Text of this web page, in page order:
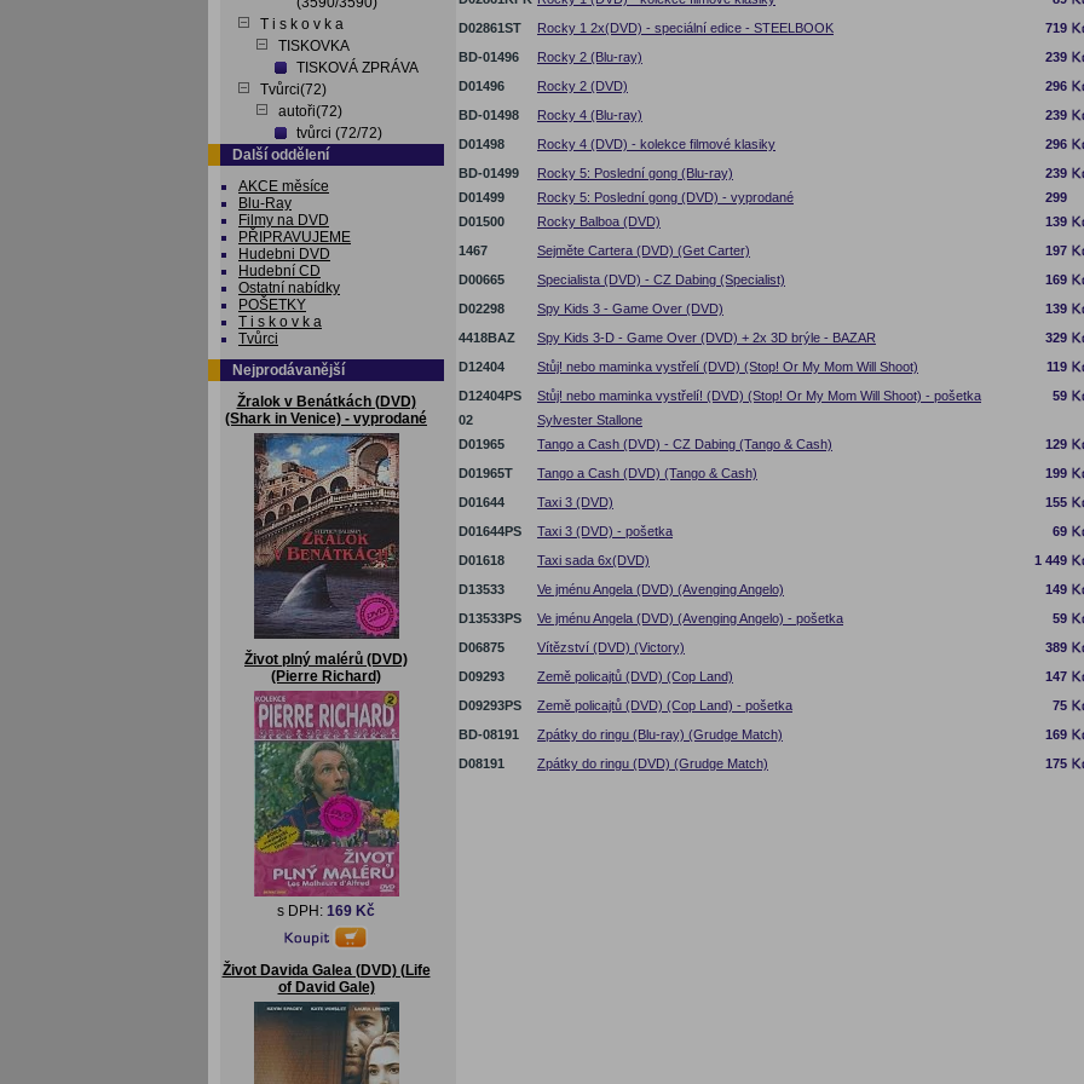
T i s k o v k a
TISKOVKA
TISKOVÁ ZPRÁVA
Tvůrci(72)
autoři(72)
tvůrci (72/72)
Další oddělení
AKCE měsíce
Blu-Ray
Filmy na DVD
PŘIPRAVUJEME
Hudebni DVD
Hudební CD
Ostatní nabídky
POŠETKY
T i s k o v k a
Tvůrci
Nejprodávanější
Žralok v Benátkách (DVD)
(Shark in Venice) - vyprodané
Život plný malérů (DVD)
(Pierre Richard)
s DPH: 169 Kč
Život Davida Galea (DVD) (Life
of David Gale)
D02861ST
Rocky 1 2x(DVD) - speciální edice - STEELBOOK
719
BD-01496
Rocky 2 (Blu-ray)
239
D01496
Rocky 2 (DVD)
296
BD-01498
Rocky 4 (Blu-ray)
239
D01498
Rocky 4 (DVD) - kolekce filmové klasiky
296
BD-01499
Rocky 5: Poslední gong (Blu-ray)
239
D01499
Rocky 5: Poslední gong (DVD) - vyprodané
299
D01500
Rocky Balboa (DVD)
139
1467
Sejměte Cartera (DVD) (Get Carter)
197
D00665
Specialista (DVD) - CZ Dabing (Specialist)
169
D02298
Spy Kids 3 - Game Over (DVD)
139
4418BAZ
Spy Kids 3-D - Game Over (DVD) + 2x 3D brýle - BAZAR
329
D12404
Stůj! nebo maminka vystřelí (DVD) (Stop! Or My Mom Will Shoot)
119
D12404PS
Stůj! nebo maminka vystřelí! (DVD) (Stop! Or My Mom Will Shoot) - pošetka
59
02
Sylvester Stallone
D01965
Tango a Cash (DVD) - CZ Dabing (Tango & Cash)
129
D01965T
Tango a Cash (DVD) (Tango & Cash)
199
D01644
Taxi 3 (DVD)
155
D01644PS
Taxi 3 (DVD) - pošetka
69
D01618
Taxi sada 6x(DVD)
1 449
D13533
Ve jménu Angela (DVD) (Avenging Angelo)
149
D13533PS
Ve jménu Angela (DVD) (Avenging Angelo) - pošetka
59
D06875
Vítězství (DVD) (Victory)
389
D09293
Země policajtů (DVD) (Cop Land)
147
D09293PS
Země policajtů (DVD) (Cop Land) - pošetka
75
BD-08191
Zpátky do ringu (Blu-ray) (Grudge Match)
169
D08191
Zpátky do ringu (DVD) (Grudge Match) 175